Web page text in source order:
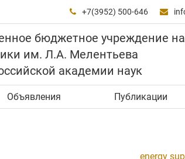
 +7(3952) 500-646 
бюджетное учреждение
им. Л.А. Мелентьева
академии наук
Объявления Публикации
energy